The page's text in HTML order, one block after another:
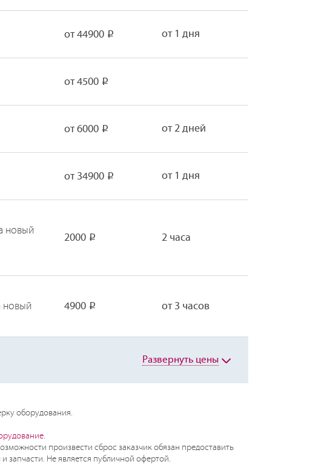
от 44900 Р от 1 дня
от 4500 Р
от 6000 Р от 2 дней
от 34900 Р от 1 дня
новый
2000 Р 2 часа
новый
4900 Р от 3 часов
Развернуть цены
оборудования.
произвести сброс заказчик обязан предоставить
запчасти. Не является публичной офертой.